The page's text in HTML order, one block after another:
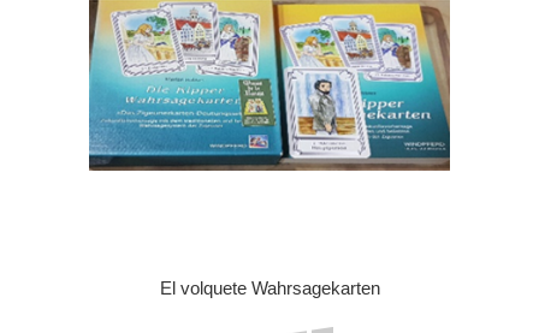
El volquete Wahrsagekarten